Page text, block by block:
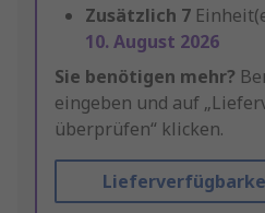
Zusätzlich 7
10. August 2026
Sie benötigen mehr?
eingeben und auf
überprüfen“ klicken.